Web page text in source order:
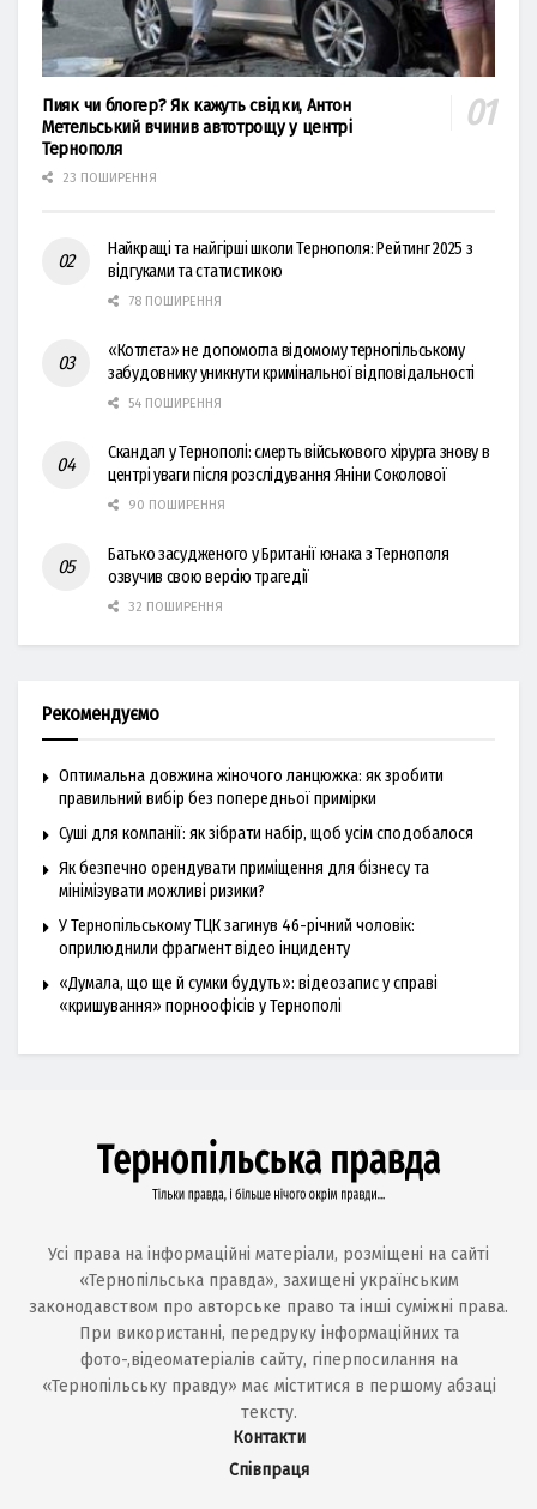
Пияк чи блогер? Як кажуть свідки, Антон
Метельський вчинив автотрощу у центрі
Тернополя
23 ПОШИРЕННЯ
Найкращі та найгірші школи Тернополя: Рейтинг 2025 з
відгуками та статистикою
78 ПОШИРЕННЯ
«Котлєта» не допомогла відомому тернопільському
забудовнику уникнути кримінальної відповідальності
54 ПОШИРЕННЯ
Скандал у Тернополі: смерть військового хірурга знову в
центрі уваги після розслідування Яніни Соколової
90 ПОШИРЕННЯ
Батько засудженого у Британії юнака з Тернополя
озвучив свою версію трагедії
32 ПОШИРЕННЯ
Рекомендуємо
Оптимальна довжина жіночого ланцюжка: як зробити
правильний вибір без попередньої примірки
Суші для компанії: як зібрати набір, щоб усім сподобалося
Як безпечно орендувати приміщення для бізнесу та
мінімізувати можливі ризики?
У Тернопільському ТЦК загинув 46-річний чоловік:
оприлюднили фрагмент відео інциденту
«Думала, що ще й сумки будуть»: відеозапис у справі
«кришування» порноофісів у Тернополі
Усі права на інформаційні матеріали, розміщені на сайті
«Тернопільська правда», захищені українським
законодавством про авторське право та інші суміжні права.
При використанні, передруку інформаційних та
фото-,відеоматеріалів сайту, гіперпосилання на
«Тернопільську правду» має міститися в першому абзаці
тексту.
Контакти
Співпраця